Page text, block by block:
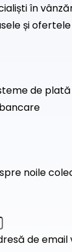
în
și
de plată
noile
de email